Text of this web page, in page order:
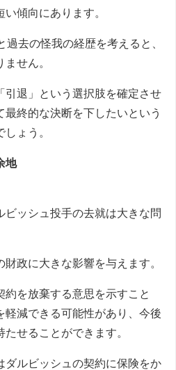
傾向にあります。
過去の怪我の経歴を考えると、
せん。
引退」という選択肢を確定させ
終的な決断を下したいという
ょう。
地
ビッシュ投手の去就は大きな問
政に大きな影響を与えます。
約を放棄する意思を示すこと
軽減できる可能性があり、今後
せることができます。
ダルビッシュの契約に保険をか